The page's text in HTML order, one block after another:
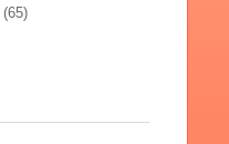
(65)